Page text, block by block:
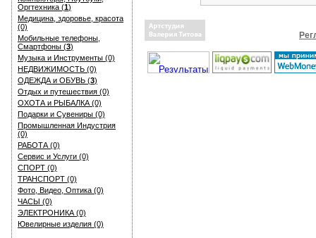
Оргтехника (1)
Медицина, здоровье, красота
(0)
Мобильные телефоны,
Смартфоны (3)
Музыка и Инструменты (0)
НЕДВИЖИМОСТЬ (0)
ОДЕЖДА и ОБУВЬ (3)
Отдых и путешествия (0)
ОХОТА и РЫБАЛКА (0)
Подарки и Сувениры (0)
Промышленная Индустрия
(0)
РАБОТА (0)
Сервис и Услуги (0)
СПОРТ (0)
ТРАНСПОРТ (0)
Фото, Видео, Оптика (0)
ЧАСЫ (0)
ЭЛЕКТРОНИКА (0)
Ювелирные изделия (0)